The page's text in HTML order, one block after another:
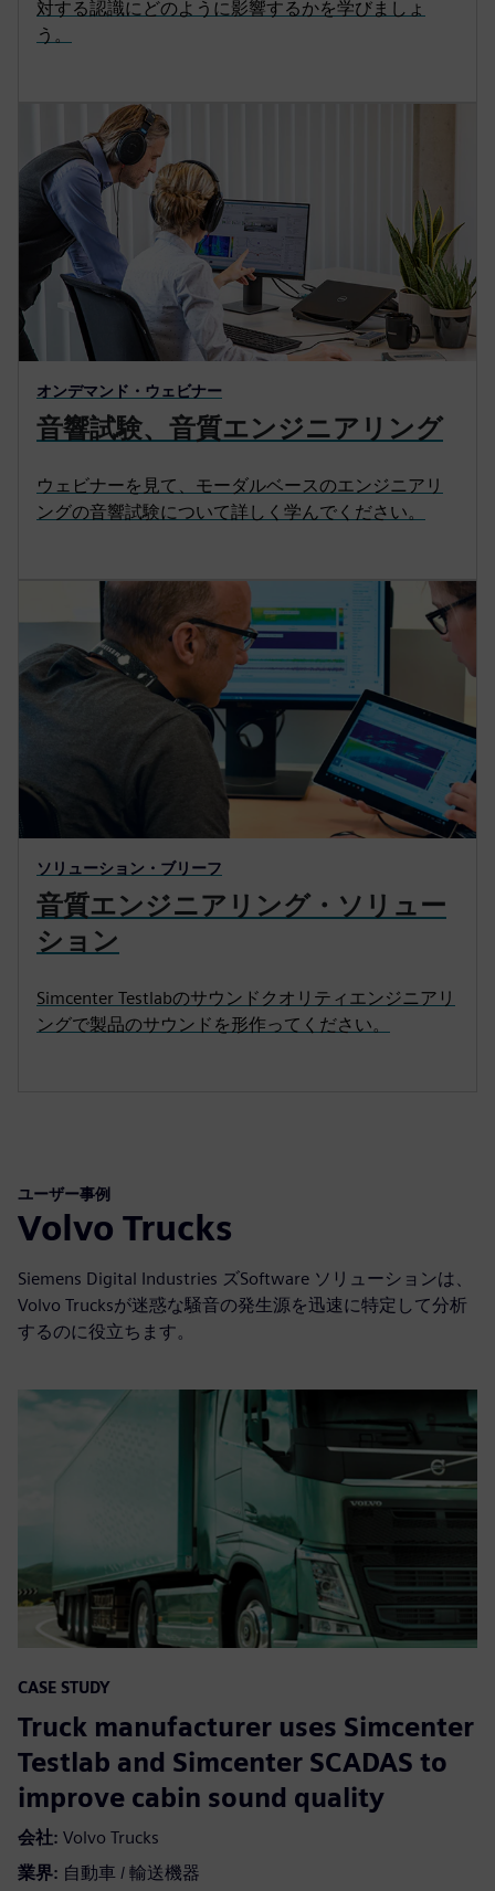
対する認識にどのように影響するかを学びましょ
う。
オンデマンド・ウェビナー
音響試験、音質エンジニアリング
ウェビナーを見て、モーダルベースのエンジニアリ
ングの音響試験について詳しく学んでください。
ソリューション・ブリーフ
音質エンジニアリング・ソリュー
ション
Simcenter Testlabのサウンドクオリティエンジニアリ
ングで製品のサウンドを形作ってください。
ユーザー事例
Volvo Trucks
Siemens Digital Industries ズSoftware ソリューションは、
Volvo Trucksが迷惑な騒音の発生源を迅速に特定して分析
するのに役立ちます。
CASE STUDY
Truck manufacturer uses Simcenter
Testlab and Simcenter SCADAS to
improve cabin sound quality
会社: Volvo Trucks
業界: 自動車 / 輸送機器